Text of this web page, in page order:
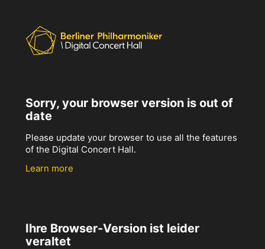
Sorry, your browser version is out of
date
Please update your browser to use all the features
of the Digital Concert Hall.
Learn more
Ihre Browser-Version ist leider
veraltet